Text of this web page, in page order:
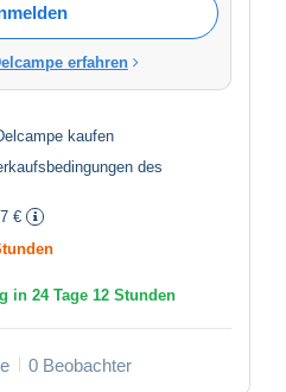
erfahren
kaufen
des
€
in 24 Tage 12 Stunden
0 Beobachter